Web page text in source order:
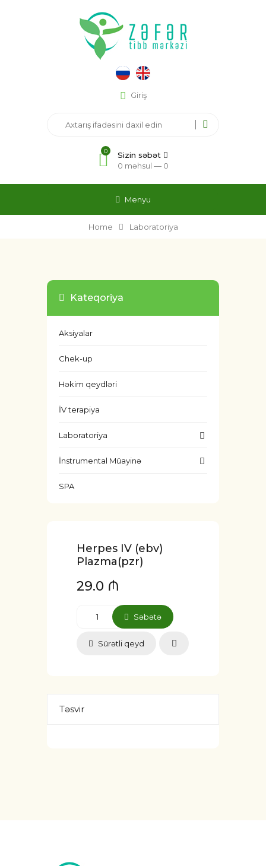
Giriş
0
Sizin səbət
0 məhsul — 0
Menyu
Home Laboratoriya
Kateqoriya
Aksiyalar
Chek-up
Həkim qeydləri
İV terapiya
Laboratoriya
İnstrumental Müayinə
SPA
Herpes IV (ebv)
Plazma(pzr)
29.0 ₼
Səbətə
Sürətli qeyd
Təsvir